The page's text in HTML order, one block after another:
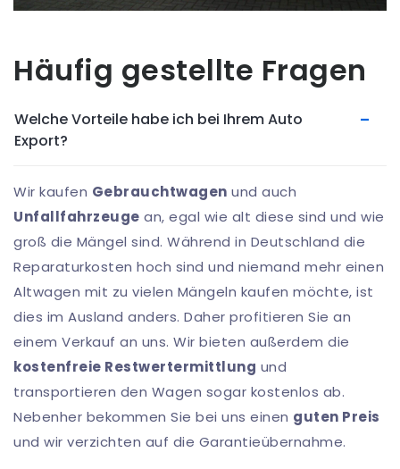
Häufig gestellte Fragen
Welche Vorteile habe ich bei Ihrem Auto
Export?
Wir kaufen Gebrauchtwagen und auch
Unfallfahrzeuge an, egal wie alt diese sind und wie
groß die Mängel sind. Während in Deutschland die
Reparaturkosten hoch sind und niemand mehr einen
Altwagen mit zu vielen Mängeln kaufen möchte, ist
dies im Ausland anders. Daher profitieren Sie an
einem Verkauf an uns. Wir bieten außerdem die
kostenfreie Restwertermittlung und
transportieren den Wagen sogar kostenlos ab.
Nebenher bekommen Sie bei uns einen guten Preis
und wir verzichten auf die Garantieübernahme.